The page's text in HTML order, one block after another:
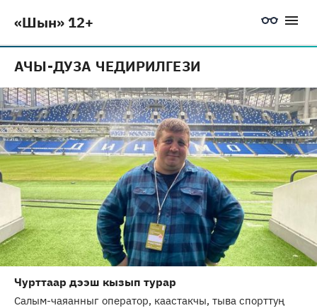
«Шын» 12+
АЧЫ-ДУЗА ЧЕДИРИЛГЕЗИ
Чурттаар дээш кызып турар
Салым-чаяанныг оператор, каастакчы, тыва спорттуң